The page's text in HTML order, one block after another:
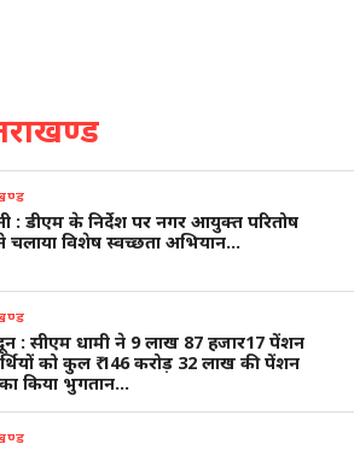
: डीएम के निर्देश पर नगर आयुक्त परितोष
ने चलाया विशेष स्वच्छता अभियान…
: सीएम धामी ने 9 लाख 87 हजार17 पेंशन
को कुल ₹ 146 करोड़ 32 लाख की पेंशन
का किया भुगतान…